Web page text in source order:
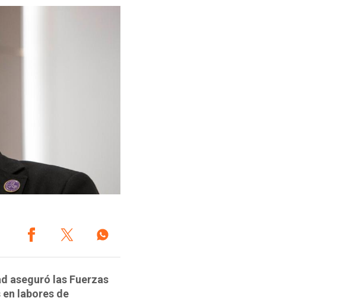
aseguró las Fuerzas
labores de